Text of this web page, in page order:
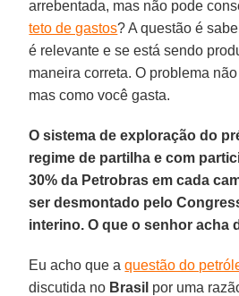
arrebentada, mas não pode
teto de gastos? A questão é
é relevante e se está sendo
maneira correta. O problema
mas como você gasta.
O sistema de exploração do
regime de partilha e com
30% da Petrobras em cada
ser desmontado pelo
interino. O que o senhor acha
Eu acho que aquestão do
discutida no Brasil por uma